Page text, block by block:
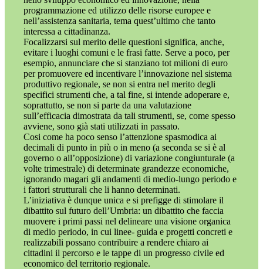
programmazione ed utilizzo delle risorse europee e
nell’assistenza sanitaria, tema quest’ultimo che tanto
interessa a cittadinanza.
Focalizzarsi sul merito delle questioni significa, anche,
evitare i luoghi comuni e le frasi fatte. Serve a poco, per
esempio, annunciare che si stanziano tot milioni di euro
per promuovere ed incentivare l’innovazione nel sistema
produttivo regionale, se non si entra nel merito degli
specifici strumenti che, a tal fine, si intende adoperare e,
soprattutto, se non si parte da una valutazione
sull’efficacia dimostrata da tali strumenti, se, come spesso
avviene, sono già stati utilizzati in passato.
Cosi come ha poco senso l’attenzione spasmodica ai
decimali di punto in più o in meno (a seconda se si è al
governo o all’opposizione) di variazione congiunturale (a
volte trimestrale) di determinate grandezze economiche,
ignorando magari gli andamenti di medio-lungo periodo e
i fattori strutturali che li hanno determinati.
L’iniziativa è dunque unica e si prefigge di stimolare il
dibattito sul futuro dell’Umbria: un dibattito che faccia
muovere i primi passi nel delineare una visione organica
di medio periodo, in cui linee- guida e progetti concreti e
realizzabili possano contribuire a rendere chiaro ai
cittadini il percorso e le tappe di un progresso civile ed
economico del territorio regionale.